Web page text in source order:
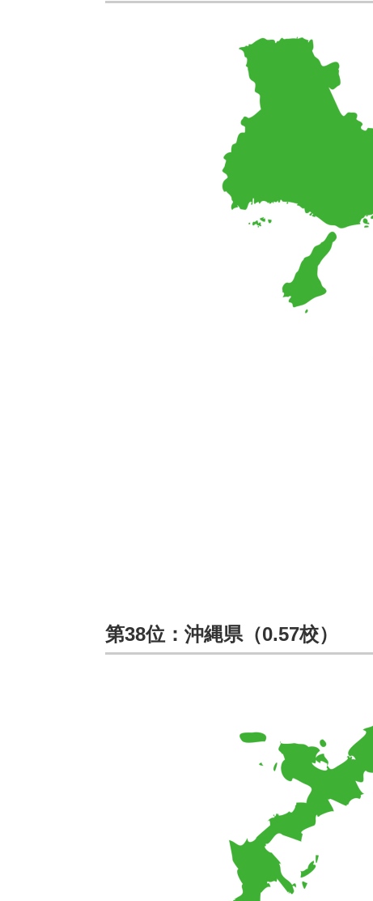
第38位：沖縄県（0.57校）